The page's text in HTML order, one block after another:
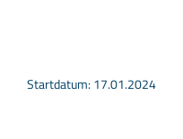
Startdatum: 17.01.2024